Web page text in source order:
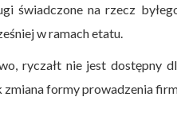
świadczone na rzecz
w ramach etatu.
ryczałt nie jest dostępny
formy prowadzenia